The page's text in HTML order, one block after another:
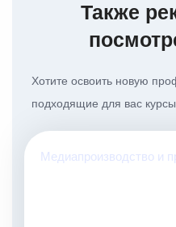
Также
Хотите освоить новую
подходящие для вас
Медиапроизводство и